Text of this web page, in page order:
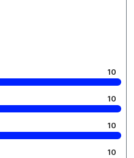
10
10
10
10